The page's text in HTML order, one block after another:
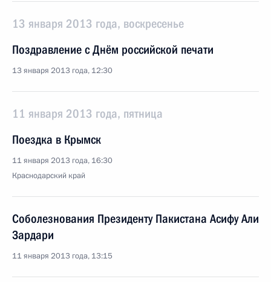
13 января 2013 года, воскресенье
Поздравление с Днём российской печати
13 января 2013 года, 12:30
11 января 2013 года, пятница
Поездка в Крымск
11 января 2013 года, 16:30
Краснодарский край
Соболезнования Президенту Пакистана Асифу Али
Зардари
11 января 2013 года, 13:15